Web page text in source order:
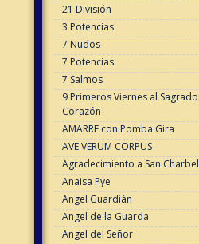
21 División
3 Potencias
7 Nudos
7 Potencias
7 Salmos
9 Primeros Viernes al Sagrado
Corazón
AMARRE con Pomba Gira
AVE VERUM CORPUS
Agradecimiento a San Charbel
Anaisa Pye
Angel Guardián
Angel de la Guarda
Angel del Señor